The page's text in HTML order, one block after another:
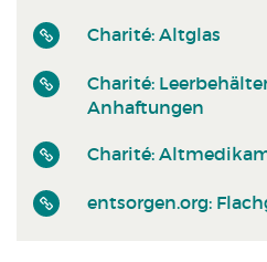
Charité: Altglas
Charité:
Anhaftungen
Charité:
entsorgen.org: